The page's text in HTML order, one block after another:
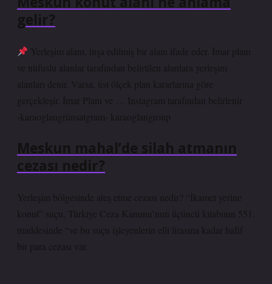
gelir?
Yerleşim alanı, inşa edilmiş bir alanı ifade eder. İmar planı
ve nüfuslu alanlar tarafından belirtilen alanlara yerleşim
alanları denir. Varsa, üst ölçek plan kararlarına göre
gerçekleşir. İmar Planı ve … Instagram tarafından belirlenir
›karaoglangrünsatgram› karaoglangroup
Meskun mahal’de silah atmanın
cezası nedir?
Yerleşim bölgesinde ateş etme cezası nedir? “İkamet yerine
konut” suçu, Türkiye Ceza Kanunu’nun üçüncü kitabının 551.
maddesinde “ve bu suçu işleyenlerin elli lirasına kadar hafif
bir para cezası var.